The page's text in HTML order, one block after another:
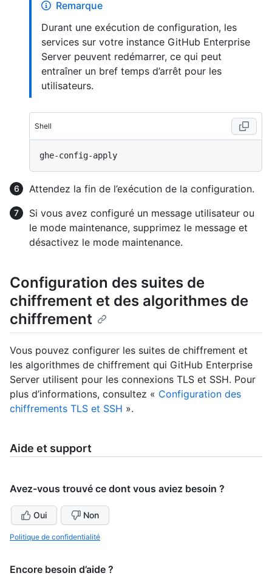
Remarque
Durant une exécution de configuration, les
services sur votre instance GitHub Enterprise
Server peuvent redémarrer, ce qui peut
entraîner un bref temps d’arrêt pour les
utilisateurs.
Shell
Attendez la fin de l’exécution de la configuration.
Si vous avez configuré un message utilisateur ou
le mode maintenance, supprimez le message et
désactivez le mode maintenance.
Configuration des suites de
chiffrement et des algorithmes de
chiffrement
Vous pouvez configurer les suites de chiffrement et
les algorithmes de chiffrement qui GitHub Enterprise
Server utilisent pour les connexions TLS et SSH. Pour
plus d’informations, consultez « Configuration des
chiffrements TLS et SSH ».
Aide et support
Avez-vous trouvé ce dont vous aviez besoin ?
Oui Non
Politique de confidentialité
Encore besoin d’aide ?